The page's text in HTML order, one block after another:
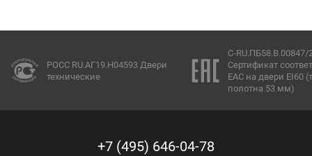
РОСС RU.АГ19.Н04593 Двери
технические
C-RU.ПБ58.В.00847/
Сертификат
ЕАС на двери EI60
полотна 53 мм)
+7 (495) 646-04-78